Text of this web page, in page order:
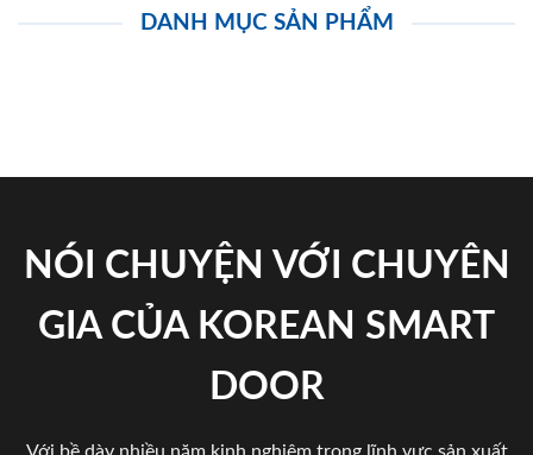
DANH MỤC SẢN PHẨM
NÓI CHUYỆN VỚI CHUYÊN
GIA CỦA KOREAN SMART
DOOR